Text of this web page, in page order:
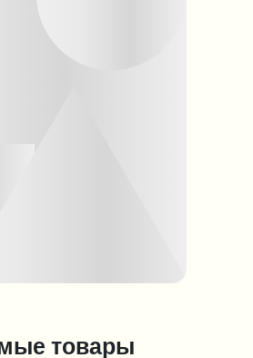
товары